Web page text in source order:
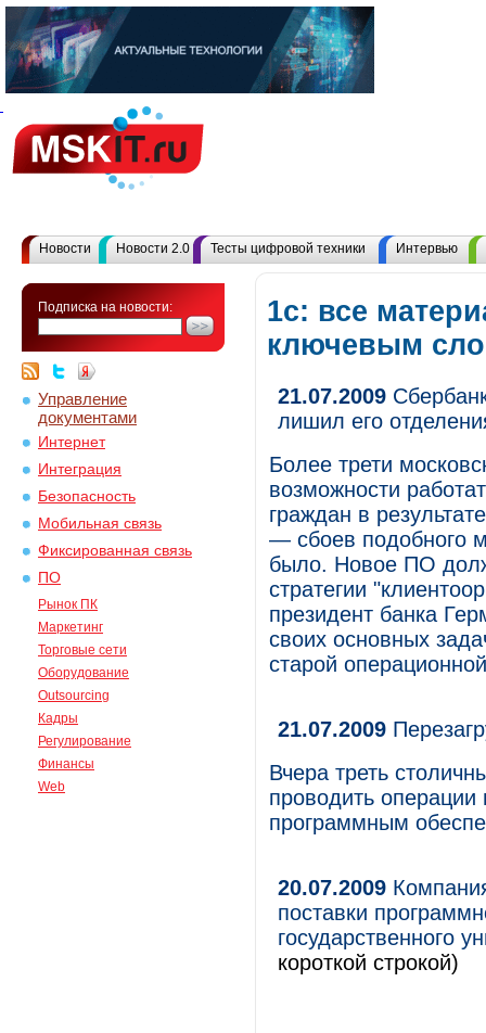
Новости Новости 2.0 Тесты цифровой техники Интервью
Подписка на новости:
Управление
документами
Интернет
Интеграция
Безопасность
Мобильная связь
Фиксированная связь
ПО
Рынок ПК
Маркетинг
Торговые сети
Оборудование
Outsourcing
Кадры
Регулирование
Финансы
Web
1с: все
ключевым
21.07.2009
лишил его
Более трети
возможности
граждан в
— сбоев подобного
было. Новое ПО
стратегии
президент банка
своих основных
старой
21.07.2009
Вчера треть
проводить
программным
20.07.2009
поставки
государственного
короткой строкой)